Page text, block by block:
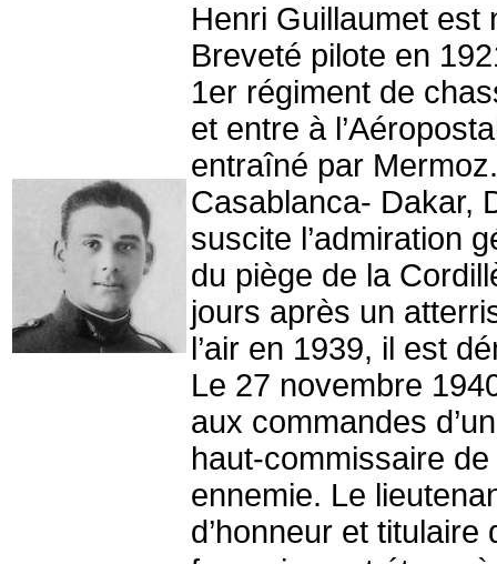
Henri Guillaumet est
Breveté pilote en
1er régiment de
et entre à
entraîné par
Casablanca- Dakar,
suscite l’admiration
du piège de la
jours après un
l’air en 1939, il est
Le 27 novembre
aux commandes
haut-commissaire
ennemie. Le
d’honneur et